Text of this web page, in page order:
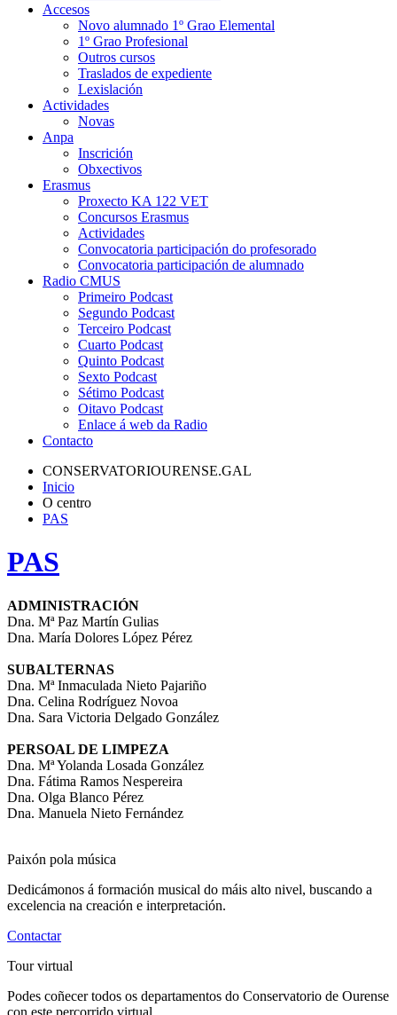
Accesos
Novo alumnado 1º Grao Elemental
1º Grao Profesional
Outros cursos
Traslados de expediente
Lexislación
Actividades
Novas
Anpa
Inscrición
Obxectivos
Erasmus
Proxecto KA 122 VET
Concursos Erasmus
Actividades
Convocatoria participación do profesorado
Convocatoria participación de alumnado
Radio CMUS
Primeiro Podcast
Segundo Podcast
Terceiro Podcast
Cuarto Podcast
Quinto Podcast
Sexto Podcast
Sétimo Podcast
Oitavo Podcast
Enlace á web da Radio
Contacto
CONSERVATORIOURENSE.GAL
Inicio
O centro
PAS
PAS
ADMINISTRACIÓN
Dna. Mª Paz Martín Gulias
Dna. María Dolores López Pérez
SUBALTERNAS
Dna. Mª Inmaculada Nieto Pajariño
Dna. Celina Rodríguez Novoa
Dna. Sara Victoria Delgado González
PERSOAL DE LIMPEZA
Dna. Mª Yolanda Losada González
Dna. Fátima Ramos Nespereira
Dna. Olga Blanco Pérez
Dna. Manuela Nieto Fernández
Paixón pola música
Dedicámonos á formación musical do máis alto nivel, buscando a
excelencia na creación e interpretación.
Contactar
Tour virtual
Podes coñecer todos os departamentos do Conservatorio de Ourense
con este percorrido virtual.